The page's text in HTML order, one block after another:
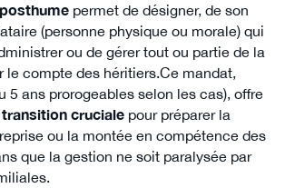
permet de désigner, de son
(personne physique ou morale) qui
ou de gérer tout ou partie de la
le compte des héritiers.Ce mandat,
5 ans prorogeables selon les cas), offre
crucialepour préparer la
ou la montée en compétence des
que la gestion ne soit paralysée par